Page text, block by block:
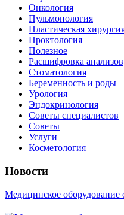
Онкология
Пульмонология
Пластическая
Проктология
Полезное
Расшифровка анализов
Стоматология
Беременность и роды
Урология
Эндокринология
Советы специалистов
Советы
Услуги
Косметология
Новости
Медицинское